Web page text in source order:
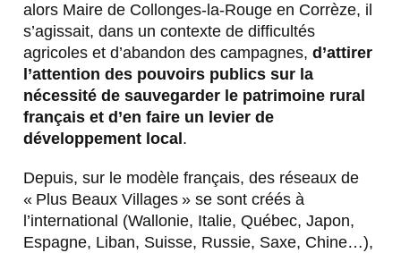
alors Maire de Collonges-la-Rouge en Corrèze, il
s’agissait, dans un contexte de difficultés
agricoles et d’abandon des campagnes, d’attirer
l’attention des pouvoirs publics sur la
nécessité de sauvegarder le patrimoine rural
français et d’en faire un levier de
développement local .
Depuis, sur le modèle français, des réseaux de
« Plus Beaux Villages » se sont créés à
l’international (Wallonie, Italie, Québec, Japon,
Espagne, Liban, Suisse, Russie, Saxe, Chine…),